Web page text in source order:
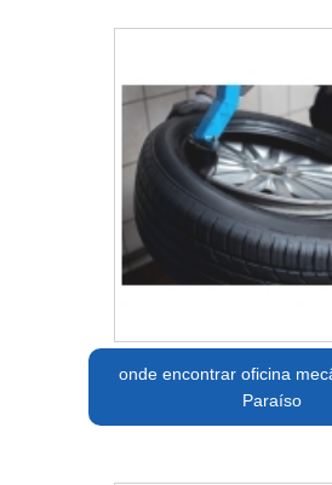
onde encontrar oficina
Paraíso